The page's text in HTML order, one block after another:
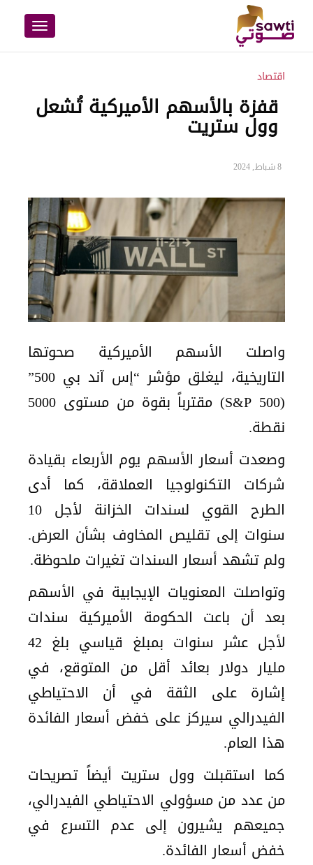
Toggle
navigation
اقتصاد
قفزة بالأسهم الأميركية تُشعل
وول ستريت
8 شباط, 2024
واصلت الأسهم الأميركية صحوتها
التاريخية، ليغلق مؤشر “إس آند بي 500”
(S&P 500) مقترباً بقوة من مستوى 5000
نقطة.
وصعدت أسعار الأسهم يوم الأربعاء بقيادة
شركات التكنولوجيا العملاقة، كما أدى
الطرح القوي لسندات الخزانة لأجل 10
سنوات إلى تقليص المخاوف بشأن العرض.
ولم تشهد أسعار السندات تغيرات ملحوظة.
وتواصلت المعنويات الإيجابية في الأسهم
بعد أن باعت الحكومة الأميركية سندات
لأجل عشر سنوات بمبلغ قياسي بلغ 42
مليار دولار بعائد أقل من المتوقع، في
إشارة على الثقة في أن الاحتياطي
الفيدرالي سيركز على خفض أسعار الفائدة
هذا العام.
كما استقبلت وول ستريت أيضاً تصريحات
من عدد من مسؤولي الاحتياطي الفيدرالي،
جميعهم يشيرون إلى عدم التسرع في
خفض أسعار الفائدة.